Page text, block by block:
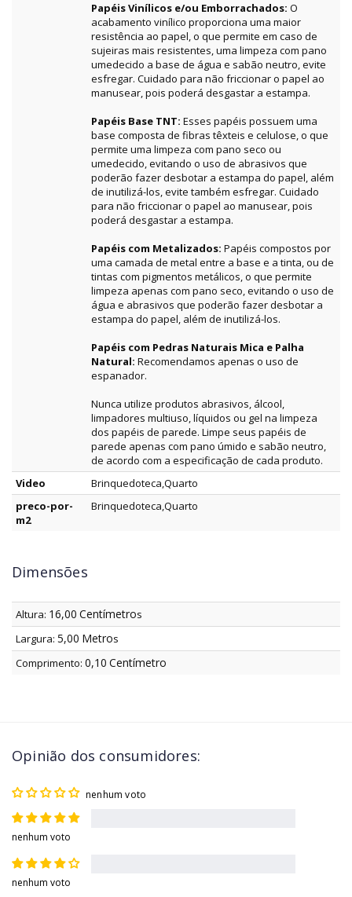
Papéis Vinílicos e/ou Emborrachados: O
acabamento vinílico proporciona uma maior
resistência ao papel, o que permite em caso de
sujeiras mais resistentes, uma limpeza com pano
umedecido a base de água e sabão neutro, evite
esfregar. Cuidado para não friccionar o papel ao
manusear, pois poderá desgastar a estampa.
Papéis Base TNT: Esses papéis possuem uma
base composta de fibras têxteis e celulose, o que
permite uma limpeza com pano seco ou
umedecido, evitando o uso de abrasivos que
poderão fazer desbotar a estampa do papel, além
de inutilizá-los, evite também esfregar. Cuidado
para não friccionar o papel ao manusear, pois
poderá desgastar a estampa.
Papéis com Metalizados: Papéis compostos por
uma camada de metal entre a base e a tinta, ou de
tintas com pigmentos metálicos, o que permite
limpeza apenas com pano seco, evitando o uso de
água e abrasivos que poderão fazer desbotar a
estampa do papel, além de inutilizá-los.
Papéis com Pedras Naturais Mica e Palha
Natural: Recomendamos apenas o uso de
espanador.
Nunca utilize produtos abrasivos, álcool,
limpadores multiuso, líquidos ou gel na limpeza
dos papéis de parede. Limpe seus papéis de
parede apenas com pano úmido e sabão neutro,
de acordo com a especificação de cada produto.
Video
Brinquedoteca,Quarto
preco-por-
m2
Brinquedoteca,Quarto
Dimensões
Altura: 16,00 Centímetros
Largura: 5,00 Metros
Comprimento: 0,10 Centímetro
Opinião dos consumidores:
nenhum voto
nenhum voto
nenhum voto